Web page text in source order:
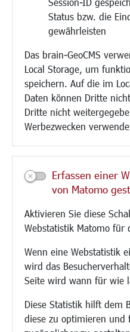
Status bzw. die
gewährleisten
Das brain-GeoCMS
Local Storage, um
speichern. Auf die im
Daten können Dritte
Dritte nicht
Werbezwecken
Erfassen einer
von Matomo
Aktivieren Sie diese
Webstatistik Matomo für
Wenn eine Webstatistik
wird das
Seite wird wann für wie
Diese Statistik hilft dem
diese zu optimieren und
Bauen/Umwelt/Mobilität
Bebauungsplanung
Verkehr/Mobilität
Glasfaserausbau
Aktuelle Baustellen
Paddelteich
CINDY S
Kultur/Freizeit/
Veranstaltungen
Neue Stadthalle Langen
Bäder
Musikschule
Stadtbücherei
Stadtarchiv
Museen
Hotels/Unterkünfte
Gastronomie
Kunstszene